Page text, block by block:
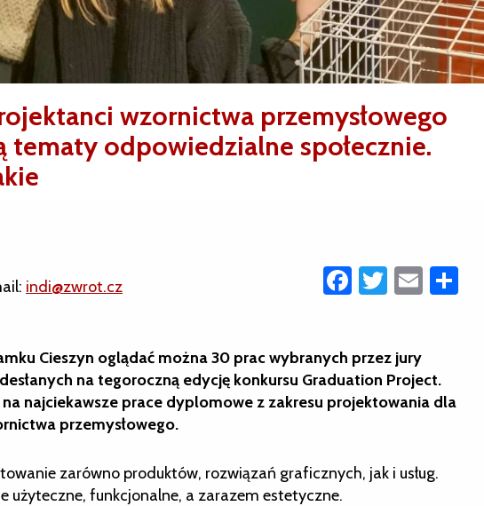
wzornictwa przemysłowego
tematy odpowiedzialne społecznie.
indi@zwrot.cz Facebook
Twitter
Email
Cieszyn oglądać można 30 prac wybranych przez jury
na tegoroczną edycję konkursu Graduation Project.
na najciekawsze prace dyplomowe z zakresu projektowania dla
przemysłowego.
zarówno produktów, rozwiązań graficznych, jak i usług.
użyteczne, funkcjonalne, a zarazem estetyczne.